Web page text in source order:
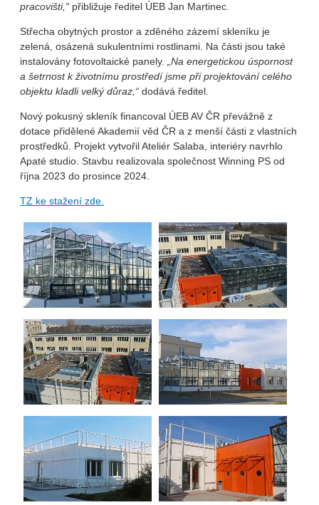
pracovišti,“ přibližuje ředitel ÚEB Jan Martinec.
Střecha obytných prostor a zděného zázemí skleníku je
zelená, osázená sukulentními rostlinami. Na části jsou také
instalovány fotovoltaické panely. „Na energetickou úspornost
a šetrnost k životnímu prostředí jsme při projektování celého
objektu kladli velký důraz,“ dodává ředitel.
Nový pokusný skleník financoval ÚEB AV ČR převážně z
dotace přidělené Akademií věd ČR a z menší části z vlastních
prostředků. Projekt vytvořil Ateliér Salaba, interiéry navrhlo
Apaté studio. Stavbu realizovala společnost Winning PS od
října 2023 do prosince 2024.
TZ ke stažení zde.